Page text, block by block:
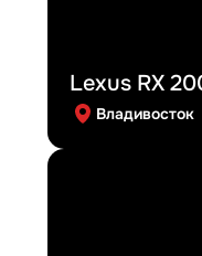
Lexus RX
Владивосток